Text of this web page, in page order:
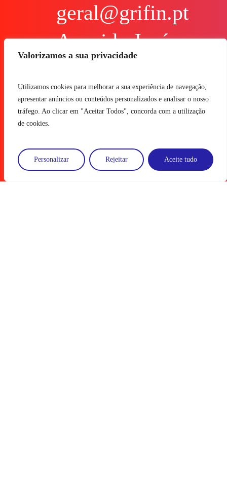
Valorizamos a sua privacidade
Utilizamos cookies para melhorar a sua experiência de navegação,
apresentar anúncios ou conteúdos personalizados e analisar o nosso
tráfego. Ao clicar em "Aceitar Todos", concorda com a utilização
de cookies.
Personalizar Rejeitar Aceite tudo
geral@grifin.pt
Avenida José
Gregório,
2430-275
Marinha Grande
Pedido de Suporte
Página de Suporte